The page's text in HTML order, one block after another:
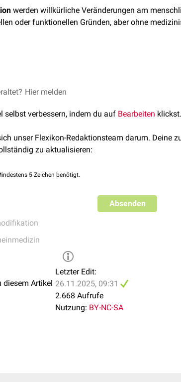
werden willkürliche Veränderungen am
oder funktionellen Gründen, aber ohne
,Klitoriedektomie
werden teilweise gegen den Willen der
psychischen Trauma
Body Modyfication: Genital Piercing,
Hier melden
selbst verbessern, indem du auf Bearbeiten klickst.
unser Flexikon-Redaktionsteam darum. Deine
zu aktualisieren:
5 Zeichen benötigt.
Absenden
Artikel
Letzter Edit:
26.11.2025, 09:31
2.668 Aufrufe
Nutzung: BY-NC-SA